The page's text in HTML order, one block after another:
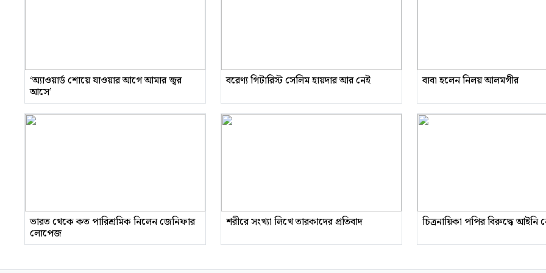
‘অ্যাওয়ার্ড শোয়ে যাওয়ার আগে আমার জ্বর
আসে’
বরেণ্য গিটারিস্ট সেলিম হায়দার আর নেই বাবা হলেন নিলয় আলমগীর
ভারত থেকে কত পারিশ্রমিক নিলেন জেনিফার
লোপেজ
শরীরে সংখ্যা লিখে তারকাদের প্রতিবাদ চিত্রনায়িকা পপির বিরুদ্ধে আইনি